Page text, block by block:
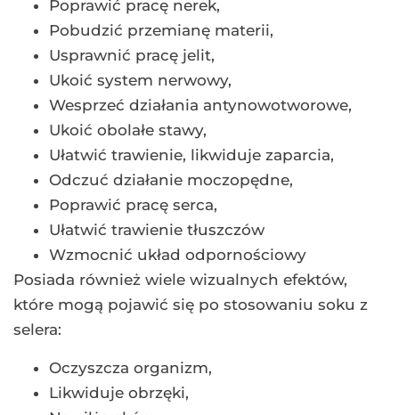
Poprawić pracę nerek,
Pobudzić przemianę materii,
Usprawnić pracę jelit,
Ukoić system nerwowy,
Wesprzeć działania antynowotworowe,
Ukoić obolałe stawy,
Ułatwić trawienie, likwiduje zaparcia,
Odczuć działanie moczopędne,
Poprawić pracę serca,
Ułatwić trawienie tłuszczów
Wzmocnić układ odpornościowy
Posiada również wiele wizualnych efektów,
które mogą pojawić się po stosowaniu soku z
selera:
Oczyszcza organizm,
Likwiduje obrzęki,